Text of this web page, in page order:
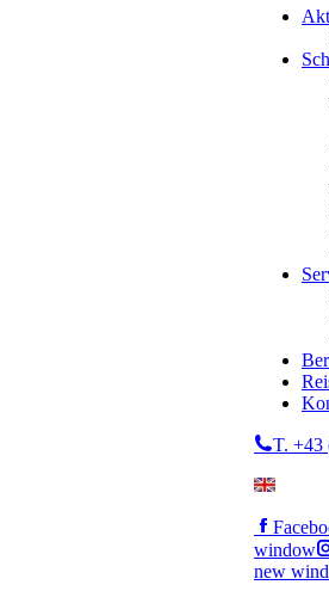
T. +43
window
new